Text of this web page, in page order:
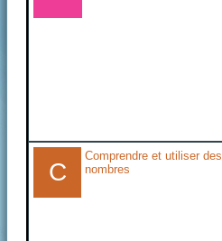
C
Comprendre et utiliser des
nombres